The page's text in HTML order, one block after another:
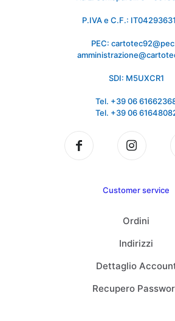
P.IVA e C.F.:
PEC:
SDI: M5UXCR1
Tel. +39 06
Tel. +39 06
Customer service
Ordini
Indirizzi
Dettaglio
Recupero